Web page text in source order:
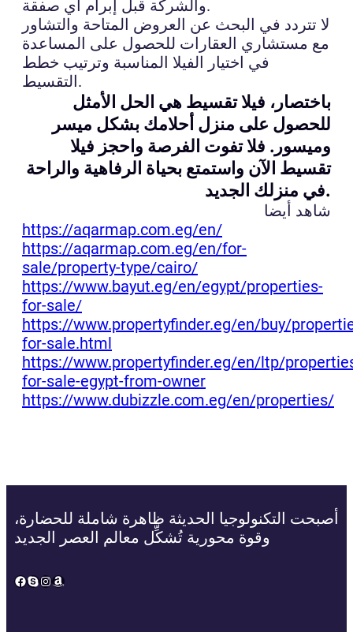
والشركة قبل إبرام أي صفقة.
لا تتردد في البحث عن العروض المتاحة والتشاور
مع مستشاري العقارات للحصول على المساعدة
في اختيار الفيلا المناسبة وترتيب خطط
التقسيط.
باختصار، فيلا تقسيط هي الحل الأمثل
للحصول على منزل أحلامك بشكل ميسر
وميسور. فلا تفوت الفرصة واحجز فيلا
تقسيط الآن واستمتع بحياة الرفاهية والراحة
في منزلك الجديد.
شاهد أيضا
https://aqarmap.com.eg/en/
https://aqarmap.com.eg/en/for-
sale/property-type/cairo/
https://www.bayut.eg/en/egypt/properties-
for-sale/
https://www.propertyfinder.eg/en/buy/
for-sale.html
https://www.propertyfinder.eg/en/ltp/
for-sale-egypt-from-owner
https://www.dubizzle.com.eg/en/properties/
أصبحت التكنولوجيا الحديثة ظاهرة شاملة للحضارة،
وقوة محورية تُشكِّل معالم العصر الجديد
Facebook
Skype
Instagram
Amazon